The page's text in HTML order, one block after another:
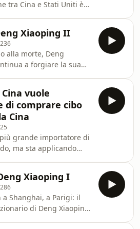
tra Cina e Stati Uniti è
sono le differenze
nel concepire la sfida
più rilevante,
tecnologica.
live a The Last
2 luglio 2026 a Roma.
your ad choices.
Xiaoping II
alla morte, Deng
a forgiare la sua
your ad choices.
adchoices
Cina vuole
di comprare cibo
Cina
grande importatore di
ma sta applicando
potrebbe passare da
del mondo a
proteine alternative. I
puntata sono:
Food Future:
Xiaoping I
a Shanghai, a Parigi: il
di Deng Xiaoping,